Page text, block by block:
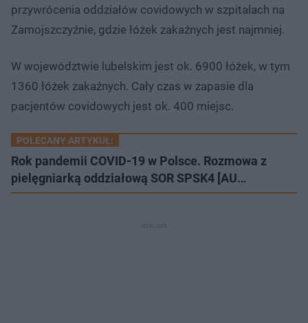
przywrócenia oddziałów covidowych w szpitalach na
Zamojszczyźnie, gdzie łóżek zakaźnych jest najmniej.
W województwie lubelskim jest ok. 6900 łóżek, w tym
1360 łóżek zakaźnych. Cały czas w zapasie dla
pacjentów covidowych jest ok. 400 miejsc.
POLECANY ARTYKUŁ:
Rok pandemii COVID-19 w Polsce. Rozmowa z
pielęgniarką oddziałową SOR SPSK4 [AU…